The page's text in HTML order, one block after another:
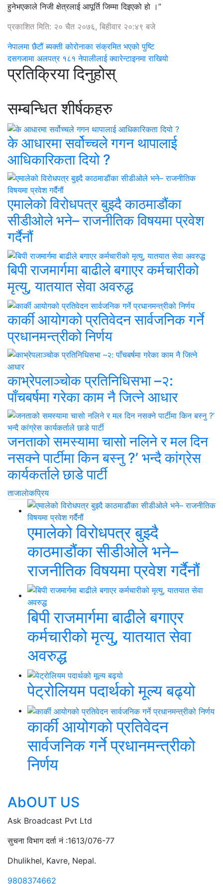
हुनेभएकाले निजी क्षेत्रलाई आपूर्ति जिम्मा दिइएको हो ।”
प्रकाशित मिति: २० चैत २०७६, बिहीवार २०:४९ बजे
नेपालमा छैटौं ब्यक्ती कोरोनाका संक्रमित भएको पुष्टि
दसगजामा अलपत्र १८१ नेपालीलाई क्वारेन्टाइनमा राखियो
प्रतिक्रिया दिनुहोस्
सम्बन्धित शीर्षकहरु
के आधारमा सर्वोच्चले गगन थापालाई
आधिकारिकता दियो ?
एमालेको विरोधपत्र बुझ्दै काठमाडौंका
सीडीओले भने– राजनीतिक विषयमा प्रवेश
गर्दैनौं
बिपी राजमार्गमा बाढीले बगाएर कर्मचारीको
मृत्यु, यातयात सेवा अवरुद्ध
कार्की आयोगको प्रतिवेदन सार्वजनिक गर्ने
प्रधानमन्त्रीको निर्णय
काभ्रेपलाञ्चोक प्रतिनिधिसभा –२:
पाँचबर्षमा गरेका काम नै जित्ने आधार
जनताको समस्यामा चासो नलिने र मल दिन
नसक्ने पार्टीमा किन बस्नु ?’ भन्दै कांग्रेस
कार्यकर्ताले छाडे पार्टी
ताजालाेकप्रिय
एमालेको विरोधपत्र बुझ्दै
काठमाडौंका सीडीओले भने–
राजनीतिक विषयमा प्रवेश गर्दैनौं
बिपी राजमार्गमा बाढीले बगाएर
कर्मचारीको मृत्यु, यातयात सेवा
अवरुद्ध
पेट्रोलियम पदार्थको मूल्य बढ्यो
कार्की आयोगको प्रतिवेदन
सार्वजनिक गर्ने प्रधानमन्त्रीको
निर्णय
AbOUT US
Ask Broadcast Pvt Ltd
सुचना विभाग दर्ता नं :1613/076-77
Dhulikhel, Kavre, Nepal.
9808374662